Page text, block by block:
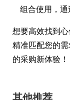
组合使用，通
想要高效找到
精准匹配您的
的采购新体验！
其他推荐